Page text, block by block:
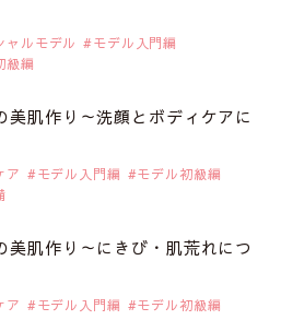
した。
した。
ャルモデル
モデル入門編
級編
美肌作り～洗顔とボディケアに
ア モデル入門編
モデル初級編
美肌作り～にきび・肌荒れにつ
ア モデル入門編
モデル初級編